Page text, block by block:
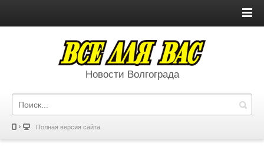
Новости Волгограда
Полная версия сайта